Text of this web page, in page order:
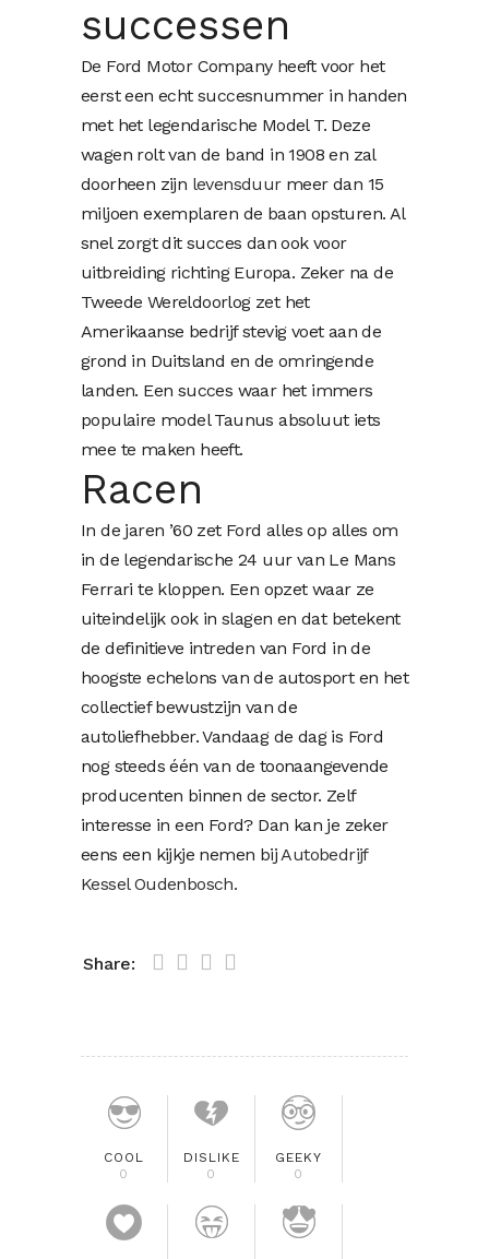
successen
De Ford Motor Company heeft voor het
eerst een echt succesnummer in handen
met het legendarische Model T. Deze
wagen rolt van de band in 1908 en zal
doorheen zijn levensduurmeer dan 15
miljoen exemplaren de baan opsturen. Al
snel zorgt dit succes dan ook voor
uitbreiding richting Europa. Zeker na de
Tweede Wereldoorlog zet het
Amerikaanse bedrijf stevig voet aan de
grond in Duitsland en de omringende
landen. Een succes waar het immers
populaire model Taunus absoluut iets
mee te maken heeft.
Racen
In de jaren ’60 zet Ford alles op alles om
in de legendarische 24 uur van Le Mans
Ferrari te kloppen. Een opzet waar ze
uiteindelijk ook in slagen en dat betekent
de definitieve intreden van Ford in de
hoogste echelons van de autosport en het
collectief bewustzijn van de
autoliefhebber. Vandaag de dag is Ford
nog steeds één van de toonaangevende
producenten binnen de sector. Zelf
interesse in een Ford? Dan kan je zeker
eens een kijkje nemen bijAutobedrijf
Kessel Oudenbosch.
Share:
COOL
0
DISLIKE
0
GEEKY
0